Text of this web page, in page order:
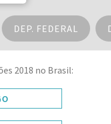
DEP. FEDERAL
2018 no Brasil: